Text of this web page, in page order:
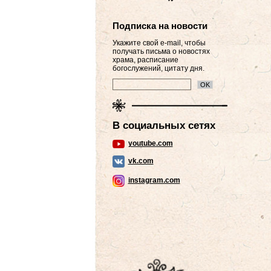
Подписка на новости
Укажите свой e-mail, чтобы
получать письма о новостях
храма, расписание
богослужений, цитату дня.
В социальных сетях
youtube.com
vk.com
instagram.com